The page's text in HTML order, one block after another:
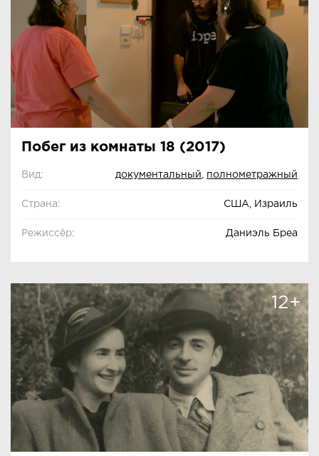
Побег из комнаты 18 (2017)
Вид: документальный полнометражный
Страна: США, Израиль
Режиссёр: Даниэль Бреа
12+